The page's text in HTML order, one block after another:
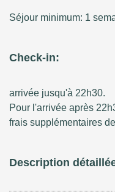
Séjour minimum: 1
Check-in:
arrivée jusqu'à 22h30.
Pour l'arrivée après
frais supplémentaires de
Description